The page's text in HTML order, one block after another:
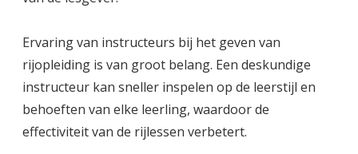
Ervaring van instructeurs bij het geven van
rijopleiding is van groot belang. Een deskundige
instructeur kan sneller inspelen op de leerstijl en
behoeften van elke leerling, waardoor de
effectiviteit van de rijlessen verbetert.